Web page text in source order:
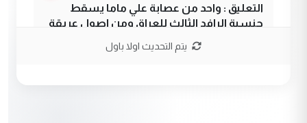
التعليق : واحد من عصابة علي ماما يسقط
جنسية الرافد الثالث للعراق ومن اصول عريقة
يتم التحديث اولا باول